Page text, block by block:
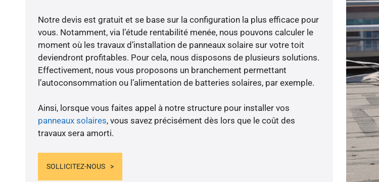
Notre devis est gratuit et se base sur la configuration la plus efficace pour
vous. Notamment, via l’étude rentabilité menée, nous pouvons calculer le
moment où les travaux d’installation de panneaux solaire sur votre toit
deviendront profitables. Pour cela, nous disposons de plusieurs solutions.
Effectivement, nous vous proposons un branchement permettant
l’autoconsommation ou l’alimentation de batteries solaires, par exemple.
Ainsi, lorsque vous faites appel à notre structure pour installer vos
panneaux solaires, vous savez précisément dès lors que le coût des
travaux sera amorti.
SOLLICITEZ-NOUS